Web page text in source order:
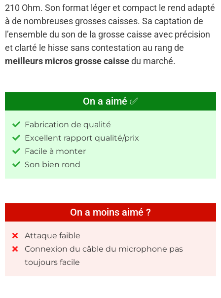
210 Ohm. Son format léger et compact le rend adapté
à de nombreuses grosses caisses. Sa captation de
l’ensemble du son de la grosse caisse avec précision
et clarté le hisse sans contestation au rang de
meilleurs micros grosse caissedu marché.
On a aimé ✅
Fabrication de qualité
Excellent rapport qualité/prix
Facile à monter
Son bien rond
On a moins aimé ?
Attaque faible
Connexion du câble du microphone pas
toujours facile